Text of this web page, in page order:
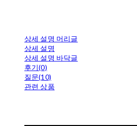
상세 설명 머리글
상세 설명
상세 설명 바닥글
후기(0)
질문(10)
관련 상품